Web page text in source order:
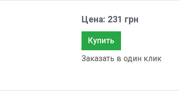
Цена: 231 грн
Купить
Заказать в один клик